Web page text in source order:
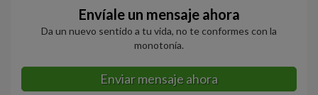
Envíale un mensaje ahora
Da un nuevo sentido a tu vida, no te conformes con la
monotonía.
Enviar mensaje ahora